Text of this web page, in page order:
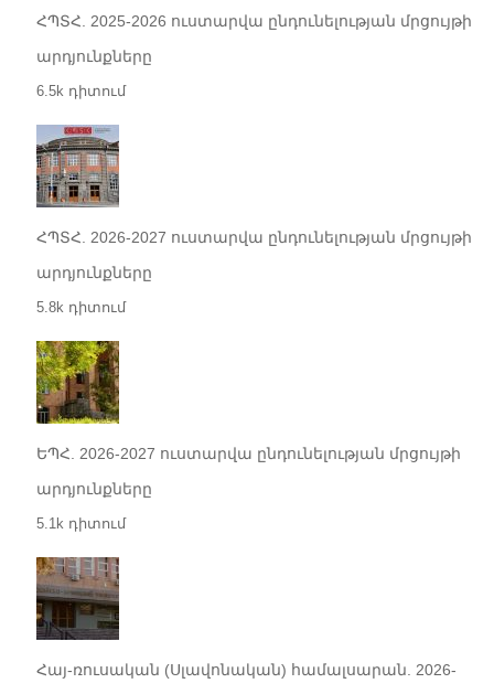
ՀՊՏՀ. 2025-2026 ուստարվա ընդունելության մրցույթի
արդյունքները
6.5k դիտում
ՀՊՏՀ. 2026-2027 ուստարվա ընդունելության մրցույթի
արդյունքները
5.8k դիտում
ԵՊՀ. 2026-2027 ուստարվա ընդունելության մրցույթի
արդյունքները
5.1k դիտում
Հայ-ռուսական (Սլավոնական) համալսարան. 2026-